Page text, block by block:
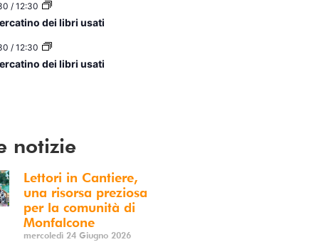
/ 12:30
dei libri usati
/ 12:30
dei libri usati
notizie
Lettori in Cantiere,
una risorsa preziosa
per la comunità di
Monfalcone
mercoledì 24 Giugno 2026